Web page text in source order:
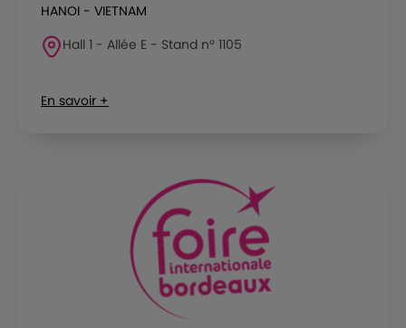
HANOI - VIETNAM
Hall 1 - Allée E - Stand n° 1105
En savoir +